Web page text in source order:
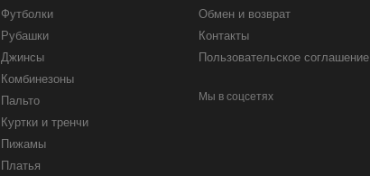
Футболки
Рубашки
Джинсы
Комбинезоны
Пальто
Куртки и тренчи
Пижамы
Платья
Обмен и возврат
Контакты
Пользовательское соглашение
Мы в соцсетях